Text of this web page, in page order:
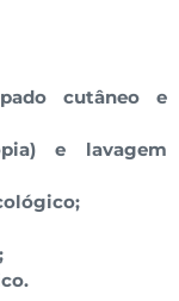
cutâneo e
e lavagem